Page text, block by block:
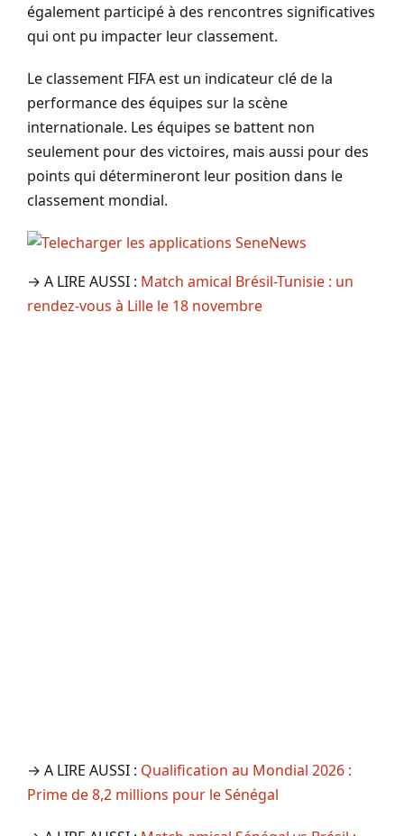
également participé à des rencontres significatives
qui ont pu impacter leur classement.
Le classement FIFA est un indicateur clé de la
performance des équipes sur la scène
internationale. Les équipes se battent non
seulement pour des victoires, mais aussi pour des
points qui détermineront leur position dans le
classement mondial.
→ A LIRE AUSSI : Match amical Brésil-Tunisie : un
rendez-vous à Lille le 18 novembre
→ A LIRE AUSSI : Qualification au Mondial 2026 :
Prime de 8,2 millions pour le Sénégal